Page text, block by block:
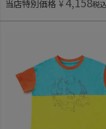
当店特別価格 ¥ 税込